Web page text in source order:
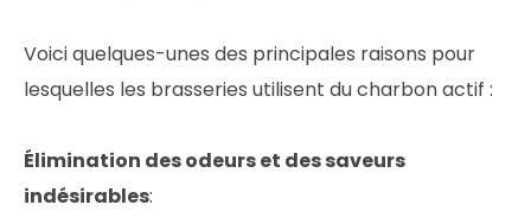
Voici quelques-unes des principales raisons pour
lesquelles les brasseries utilisent du charbon actif :
Élimination des odeurs et des saveurs
indésirables: